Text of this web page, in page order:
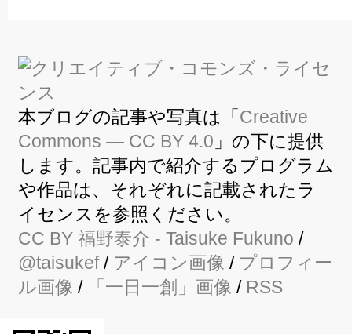
本ブログの記事や写真は「 Creative
Commons — CC BY 4.0 」の下に提供
します。記事内で紹介するプログラム
や作品は、それぞれに記載されたラ
イセンスを参照ください。
CC BY 福野泰介 - Taisuke Fukuno /
@taisukef/ アイコン画像 / プロフィー
ル画像 / 「一日一創」画像 / RSS